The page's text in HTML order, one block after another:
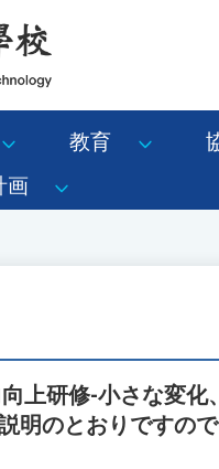
教育
画
上研修-小さな変
明のとおりですの